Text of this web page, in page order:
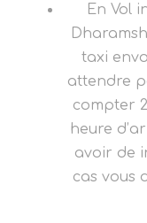
En Vol
taxi
attendre
compter
heure
avoir de
cas vous